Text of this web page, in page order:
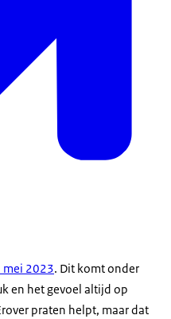
mei 2023. Dit komt onder
en het gevoel altijd op
praten helpt, maar dat